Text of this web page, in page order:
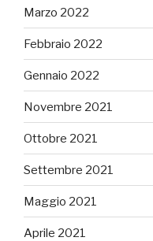
Marzo 2022
Febbraio 2022
Gennaio 2022
Novembre 2021
Ottobre 2021
Settembre 2021
Maggio 2021
Aprile 2021